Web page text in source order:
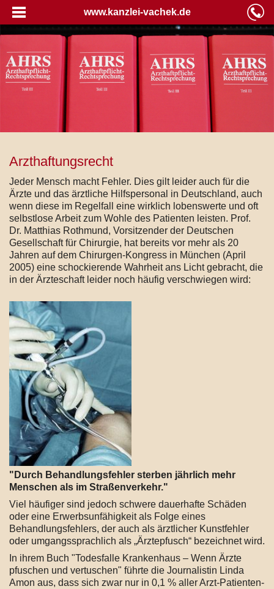
www.kanzlei-vachek.de
Arzthaftungsrecht
Jeder Mensch macht Fehler. Dies gilt leider auch für die
Ärzte und das ärztliche Hilfspersonal in Deutschland, auch
wenn diese im Regelfall eine wirklich lobenswerte und oft
selbstlose Arbeit zum Wohle des Patienten leisten. Prof.
Dr. Matthias Rothmund, Vorsitzender der Deutschen
Gesellschaft für Chirurgie, hat bereits vor mehr als 20
Jahren auf dem Chirurgen-Kongress in München (April
2005) eine schockierende Wahrheit ans Licht gebracht, die
in der Ärzteschaft leider noch häufig verschwiegen wird:
"Durch Behandlungsfehler sterben jährlich mehr
Menschen als im Straßenverkehr."
Viel häufiger sind jedoch schwere dauerhafte Schäden
oder eine Erwerbsunfähigkeit als Folge eines
Behandlungsfehlers, der auch als ärztlicher Kunstfehler
oder umgangssprachlich als „Ärztepfusch“ bezeichnet wird.
In ihrem Buch "Todesfalle Krankenhaus – Wenn Ärzte
pfuschen und vertuschen" führte die Journalistin Linda
Amon aus, dass sich zwar nur in 0,1 % aller Arzt-Patienten-